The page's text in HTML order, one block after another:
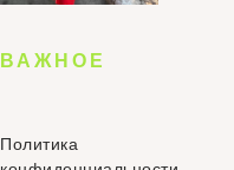
ВАЖНОЕ
Политика